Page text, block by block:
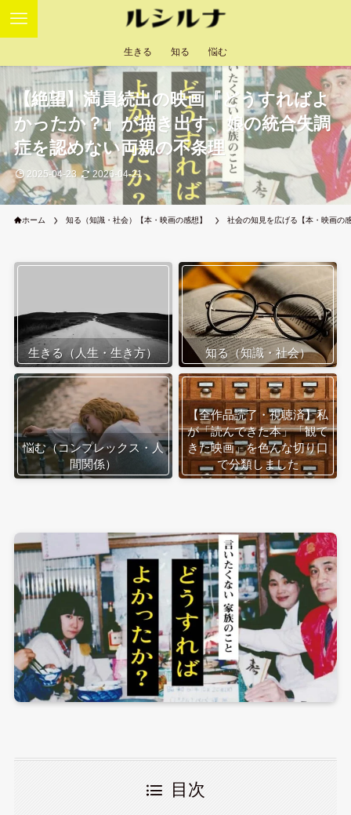
生きる 知る 悩む
【絶望】満員続出の映画『どうすればよ
かったか？』が描き出す、娘の統合失調
症を認めない両親の不条理
2025-04-23 2026-04-21
ホーム 知る（知識・社会）【本・映画の感想】 社会の知見を広げる【本・映画の
生きる（人生・生き方） 知る（知識・社会）
悩む（コンプレックス・人
間関係）
【全作品読了・視聴済】私
が「読んできた本」「観て
きた映画」を色んな切り口
で分類しました
目次